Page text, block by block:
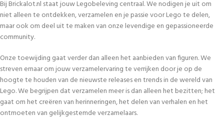
Bij Brickalot.nl staat jouw Legobeleving centraal. We nodigen je uit om
niet alleen te ontdekken, verzamelen en je passie voor Lego te delen,
maar ook om deel uit te maken van onze levendige en gepassioneerde
community.
Onze toewijding gaat verder dan alleen het aanbieden van figuren. We
streven ernaar om jouw verzamelervaring te verrijken door je op de
hoogte te houden van de nieuwste releases en trends in de wereld van
Lego. We begrijpen dat verzamelen meer is dan alleen het bezitten; het
gaat om het creëren van herinneringen, het delen van verhalen en het
ontmoeten van gelijkgestemde verzamelaars.